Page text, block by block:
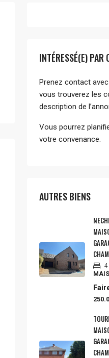
INTÉRESSÉ(E) PAR
Prenez contact
vous trouverez les
description de
Vous pourrez
votre convenance.
AUTRES BIENS
4